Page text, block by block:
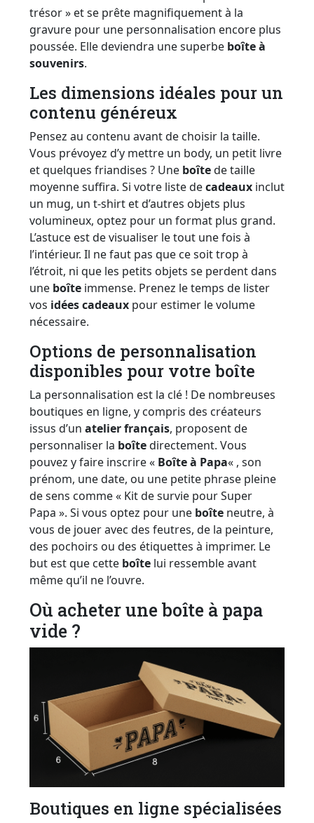
trésor » et se prête magnifiquement à la
gravure pour une personnalisation encore plus
poussée. Elle deviendra une superbe boîte à
souvenirs.
Les dimensions idéales pour un
contenu généreux
Pensez au contenu avant de choisir la taille.
Vous prévoyez d’y mettre un body, un petit livre
et quelques friandises ? Une boîtede taille
moyenne suffira. Si votre liste decadeaux inclut
un mug, un t-shirt et d’autres objets plus
volumineux, optez pour un format plus grand.
L’astuce est de visualiser le tout une fois à
l’intérieur. Il ne faut pas que ce soit trop à
l’étroit, ni que les petits objets se perdent dans
une boîte immense. Prenez le temps de lister
vos idées cadeaux pour estimer le volume
nécessaire.
Options de personnalisation
disponibles pour votre boîte
La personnalisation est la clé ! De nombreuses
boutiques en ligne, y compris des créateurs
issus d’un atelier français, proposent de
personnaliser la boîtedirectement. Vous
pouvez y faire inscrire « Boîte à Papa« , son
prénom, une date, ou une petite phrase pleine
de sens comme « Kit de survie pour Super
Papa ». Si vous optez pour une boîte neutre, à
vous de jouer avec des feutres, de la peinture,
des pochoirs ou des étiquettes à imprimer. Le
but est que cette boîte lui ressemble avant
même qu’il ne l’ouvre.
Où acheter une boîte à papa
vide ?
Boutiques en ligne spécialisées